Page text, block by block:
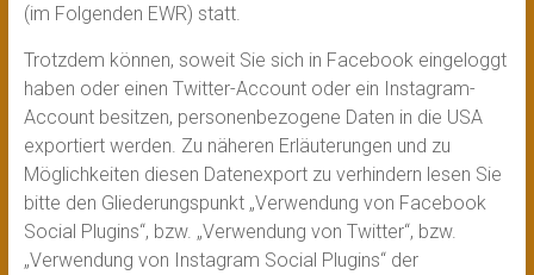
(im Folgenden EWR) statt.
Trotzdem können, soweit Sie sich in Facebook eingeloggt
haben oder einen Twitter-Account oder ein Instagram-
Account besitzen, personenbezogene Daten in die USA
exportiert werden. Zu näheren Erläuterungen und zu
Möglichkeiten diesen Datenexport zu verhindern lesen Sie
bitte den Gliederungspunkt „Verwendung von Facebook
Social Plugins“, bzw. „Verwendung von Twitter“, bzw.
„Verwendung von Instagram Social Plugins“ der